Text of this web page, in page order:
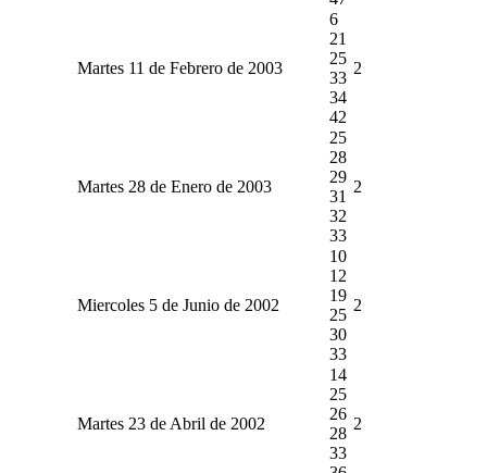
Martes 11 de Febrero de 2003
6
21
25
33
34
42
2
Martes 28 de Enero de 2003
25
28
29
31
32
33
2
Miercoles 5 de Junio de 2002
10
12
19
25
30
33
2
Martes 23 de Abril de 2002
14
25
26
28
33
2